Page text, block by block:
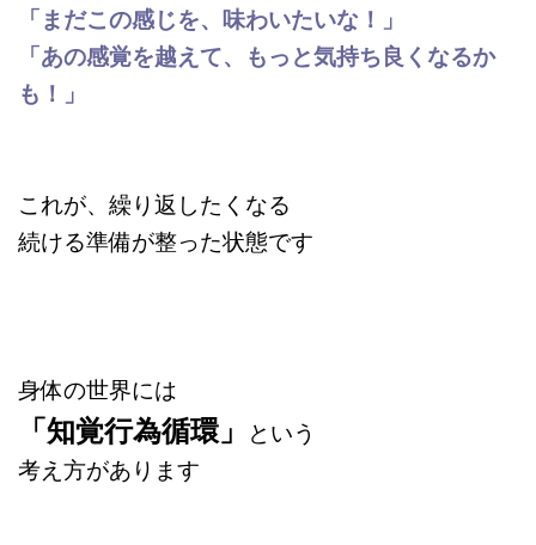
「まだこの感じを、味わいたいな！」
「あの感覚を越えて、もっと気持ち良くなるか
も！」
これが、繰り返したくなる
続ける準備が整った状態です
身体の世界には
「知覚行為循環」
という
考え方があります